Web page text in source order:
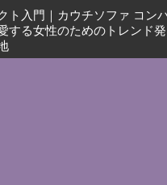
ト入門 ｜ カウチソファ コン
する女性のためのトレンド発